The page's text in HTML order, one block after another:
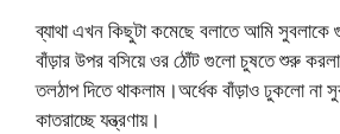
ব্যাথা এখন কিছুটা কমেছে বলাতে আমি
বাঁড়ার উপর বসিয়ে ওর ঠোঁট গুলো চুষতে শুরু
তলঠাপ দিতে থাকলাম।অর্ধেক বাঁড়াও ঢুকলো না
কাতরাচ্ছে যন্ত্রণায়।